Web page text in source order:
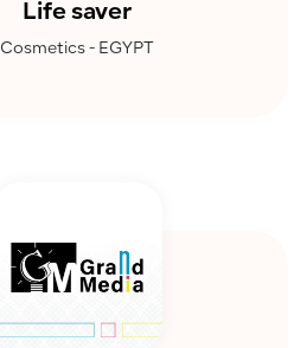
Life saver
Cosmetics - EGYPT